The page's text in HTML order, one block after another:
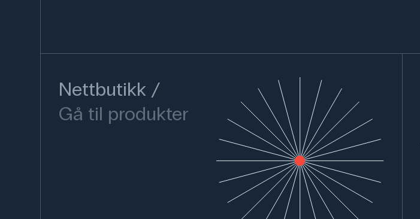
Nettbutikk
Gå til produkter